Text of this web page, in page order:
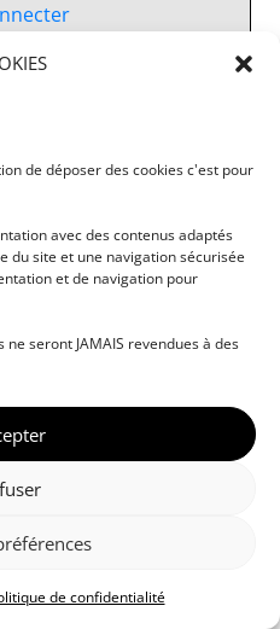
de déposer des cookies c'est pour
avec des contenus adaptés
du site et une navigation sécurisée
et de navigation pour
seront JAMAIS revendues à des
de confidentialité
• Paris •